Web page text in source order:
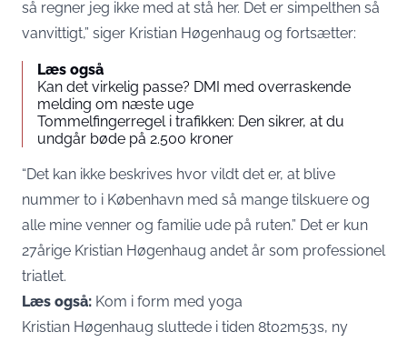
så regner jeg ikke med at stå her. Det er simpelthen så
vanvittigt,” siger Kristian Høgenhaug og fortsætter:
Læs også
Kan det virkelig passe? DMI med overraskende
melding om næste uge
Tommelfingerregel i trafikken: Den sikrer, at du
undgår bøde på 2.500 kroner
“Det kan ikke beskrives hvor vildt det er, at blive
nummer to i København med så mange tilskuere og
alle mine venner og familie ude på ruten.” Det er kun
27årige Kristian Høgenhaug andet år som professionel
triatlet.
Læs også: Kom i form med yoga
Kristian Høgenhaug sluttede i tiden 8t02m53s, ny